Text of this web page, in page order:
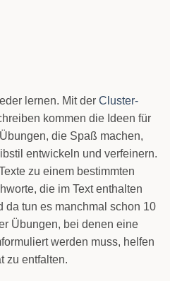
lernen. Mit der Cluster-
kommen die Ideen für
die Spaß machen,
entwickeln und verfeinern.
zu einem bestimmten
die im Text enthalten
da tun es manchmal schon 10
Übungen, bei denen eine
werden muss, helfen
zu entfalten.